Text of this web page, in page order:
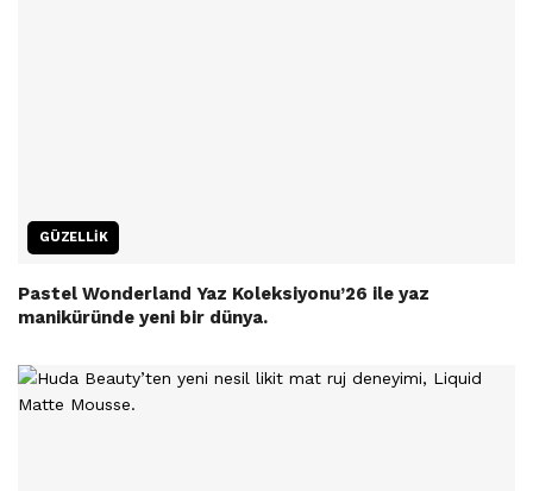
GÜZELLIK
Pastel Wonderland Yaz Koleksiyonu’26 ile yaz
maniküründe yeni bir dünya.